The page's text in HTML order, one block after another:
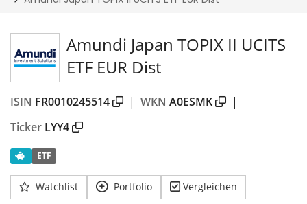
Amundi Japan TOPIX II UCITS
ETF EUR Dist
ISIN FR0010245514 | WKN A0ESMK
|
Ticker LYY4
ETF
Watchlist Portfolio Vergleichen